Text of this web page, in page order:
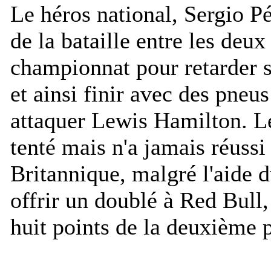
Le héros national, Sergio
de la bataille entre les deux
championnat pour retarder
et ainsi finir avec des
attaquer Lewis Hamilton.
tenté mais n'a jamais réussi
Britannique, malgré l'aide
offrir un doublé à Red
huit points de la deuxième